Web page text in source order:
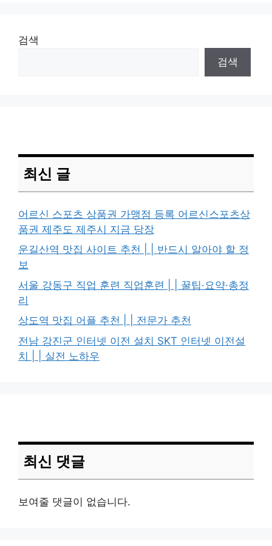
검색
검색
최신 글
어르신 스포츠 상품권 가맹점 등록 어르신스포츠상
품권 제주도 제주시 지금 당장
운길산역 맛집 사이트 추천 | | 반드시 알아야 할 정
보
서울 강동구 직업 훈련 직업훈련 | | 꿀팁·요약·총정
리
상도역 맛집 어플 추천 | | 전문가 추천
전남 강진군 인터넷 이전 설치 SKT 인터넷 이전설
치 | | 실전 노하우
최신 댓글
보여줄 댓글이 없습니다.